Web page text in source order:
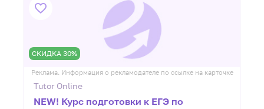
СКИДКА 30%
Реклама. Информация о рекламодателе по ссылке на карточке
Tutor Online
NEW! Курс подготовки к ЕГЭ по